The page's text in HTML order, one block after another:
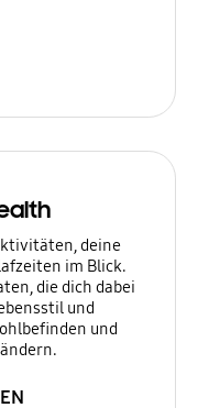
deine
im Blick.
die dich dabei
und
und